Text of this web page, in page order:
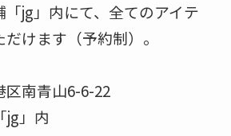
jg」内にて、全てのアイテ
けます（予約制）。
南青山6-6-22
jg」内